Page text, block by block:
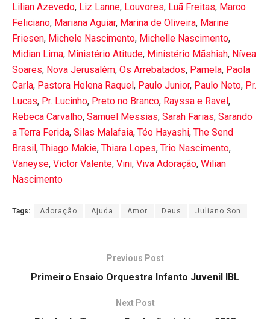
Lilian Azevedo, Liz Lanne, Louvores, Luã Freitas, Marco
Feliciano, Mariana Aguiar, Marina de Oliveira, Marine
Friesen, Michele Nascimento, Michelle Nascimento,
Midian Lima, Ministério Atitude, Ministério Mãshîah, Nívea
Soares, Nova Jerusalém, Os Arrebatados, Pamela, Paola
Carla, Pastora Helena Raquel, Paulo Junior, Paulo Neto, Pr.
Lucas, Pr. Lucinho, Preto no Branco, Rayssa e Ravel,
Rebeca Carvalho, Samuel Messias, Sarah Farias, Sarando
a Terra Ferida, Silas Malafaia, Téo Hayashi, The Send
Brasil, Thiago Makie, Thiara Lopes, Trio Nascimento,
Vaneyse, Victor Valente, Vini, Viva Adoração, Wilian
Nascimento
Tags: Adoração Ajuda Amor Deus Juliano Son
Previous Post
Primeiro Ensaio Orquestra Infanto Juvenil IBL
Next Post